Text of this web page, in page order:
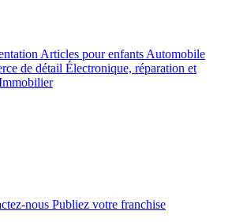
Articles pour enfants Automobile
de détail Électronique, réparation et
nous Publiez votre franchise